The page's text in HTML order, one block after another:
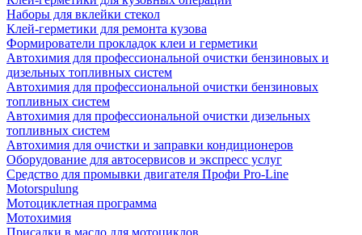
Наборы для вклейки стекол
Клей-герметики для ремонта кузова
Формирователи прокладок клеи и герметики
Автохимия для профессиональной очистки бензиновых и
дизельных топливных систем
Автохимия для профессиональной очистки бензиновых
топливных систем
Автохимия для профессиональной очистки дизельных
топливных систем
Автохимия для очистки и заправки кондиционеров
Оборудование для автосервисов и экспресс услуг
Средство для промывки двигателя Профи Pro-Line
Motorspulung
Мотоциклетная программа
Мотохимия
Присадки в масло для мотоциклов